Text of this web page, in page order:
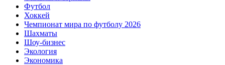
Футбол
Хоккей
Чемпионат мира по футболу 2026
Шахматы
Шоу-бизнес
Экология
Экономика